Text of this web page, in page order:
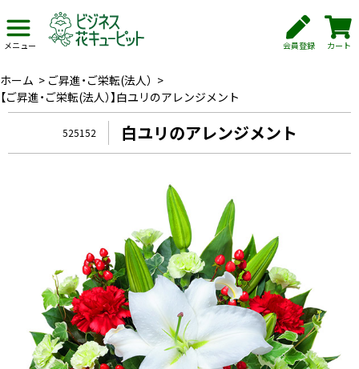
メニュー 会員登録 カート
ホーム > ご昇進・ご栄転(法人） >
【ご昇進・ご栄転(法人）】白ユリのアレンジメント
525152 白ユリのアレンジメント